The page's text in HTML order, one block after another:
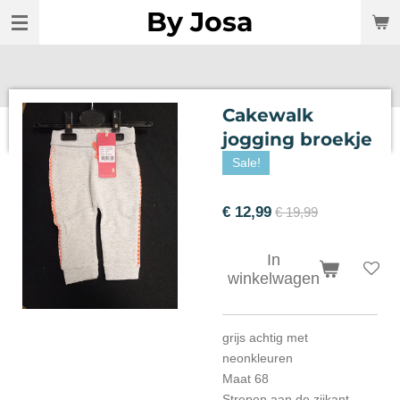
Ga
hoofdinhoud
By Josa
Cakewalk
jogging broekje
Sale!
€ 12,99 € 19,99
In
winkelwagen
grijs achtig met
neonkleuren
Maat 68